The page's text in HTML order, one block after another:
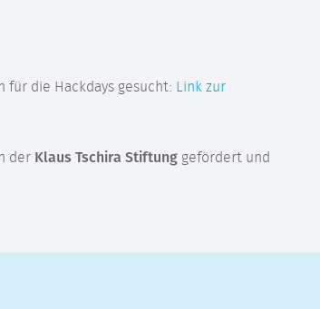
für die Hackdays gesucht:
Link zur
der Klaus Tschira Stiftung gefördert und